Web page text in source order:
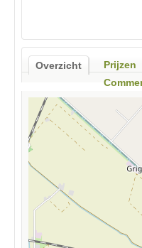
Overzicht Prijzen